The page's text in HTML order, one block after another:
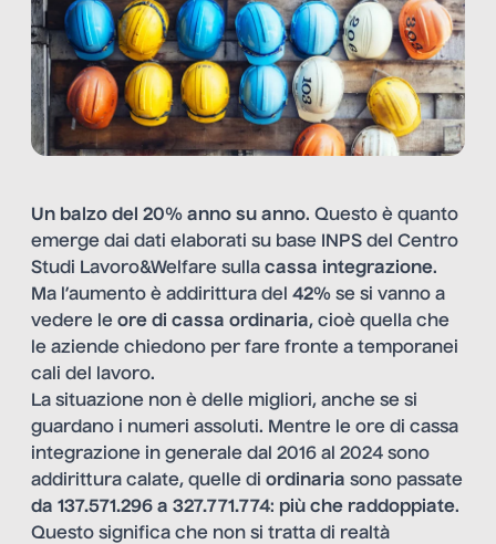
Un balzo del 20% anno su anno. Questo è quanto
emerge dai dati elaborati su base INPS del Centro
Studi Lavoro&Welfare sulla cassa integrazione.
Ma l’aumento è addirittura del 42% se si vanno a
vedere le ore di cassa ordinaria, cioè quella che
le aziende chiedono per fare fronte a temporanei
cali del lavoro.
La situazione non è delle migliori, anche se si
guardano i numeri assoluti. Mentre le ore di cassa
integrazione in generale dal 2016 al 2024 sono
addirittura calate, quelle di ordinaria sono passate
da 137.571.296 a 327.771.774: più che raddoppiate.
Questo significa che non si tratta di realtà